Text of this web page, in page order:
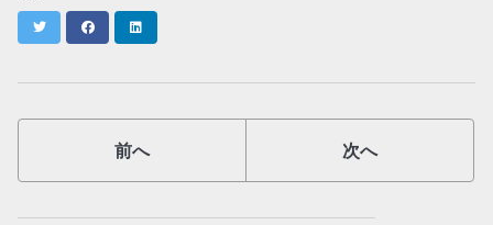
Twitter Facebook
前へ 次へ